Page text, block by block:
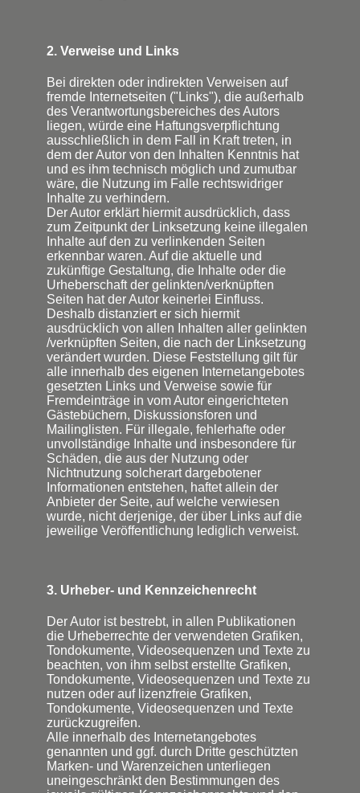
2. Verweise und Links
Bei direkten oder indirekten Verweisen auf
fremde Internetseiten ("Links"), die außerhalb
des Verantwortungsbereiches des Autors
liegen, würde eine Haftungsverpflichtung
ausschließlich in dem Fall in Kraft treten, in
dem der Autor von den Inhalten Kenntnis hat
und es ihm technisch möglich und zumutbar
wäre, die Nutzung im Falle rechtswidriger
Inhalte zu verhindern.
Der Autor erklärt hiermit ausdrücklich, dass
zum Zeitpunkt der Linksetzung keine illegalen
Inhalte auf den zu verlinkenden Seiten
erkennbar waren. Auf die aktuelle und
zukünftige Gestaltung, die Inhalte oder die
Urheberschaft der gelinkten/verknüpften
Seiten hat der Autor keinerlei Einfluss.
Deshalb distanziert er sich hiermit
ausdrücklich von allen Inhalten aller gelinkten
/verknüpften Seiten, die nach der Linksetzung
verändert wurden. Diese Feststellung gilt für
alle innerhalb des eigenen Internetangebotes
gesetzten Links und Verweise sowie für
Fremdeinträge in vom Autor eingerichteten
Gästebüchern, Diskussionsforen und
Mailinglisten. Für illegale, fehlerhafte oder
unvollständige Inhalte und insbesondere für
Schäden, die aus der Nutzung oder
Nichtnutzung solcherart dargebotener
Informationen entstehen, haftet allein der
Anbieter der Seite, auf welche verwiesen
wurde, nicht derjenige, der über Links auf die
jeweilige Veröffentlichung lediglich verweist.
3. Urheber- und Kennzeichenrecht
Der Autor ist bestrebt, in allen Publikationen
die Urheberrechte der verwendeten Grafiken,
Tondokumente, Videosequenzen und Texte zu
beachten, von ihm selbst erstellte Grafiken,
Tondokumente, Videosequenzen und Texte zu
nutzen oder auf lizenzfreie Grafiken,
Tondokumente, Videosequenzen und Texte
zurückzugreifen.
Alle innerhalb des Internetangebotes
genannten und ggf. durch Dritte geschützten
Marken- und Warenzeichen unterliegen
uneingeschränkt den Bestimmungen des